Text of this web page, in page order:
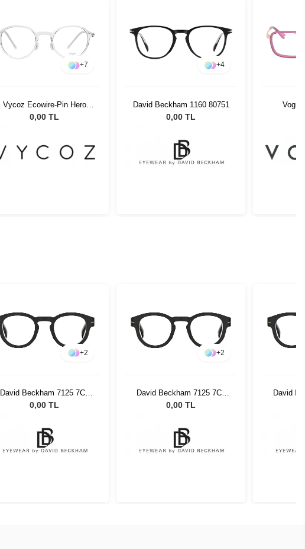
+7
Vycoz Ecowire-Pin Hero
CRT 48-22
0,00 TL
+4
David Beckham 1160 80751
0,00 TL
+2
David Beckham 7125 7C5
4725 77240
0,00 TL
+2
David Beckham 7125 7C5
4725 77240
0,00 TL
David